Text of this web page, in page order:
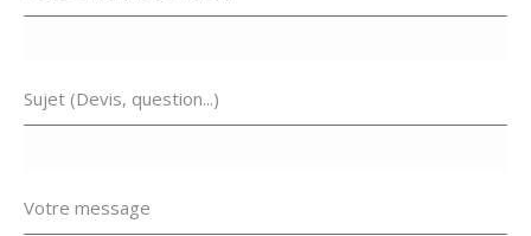
Sujet (Devis, question...)
Votre message